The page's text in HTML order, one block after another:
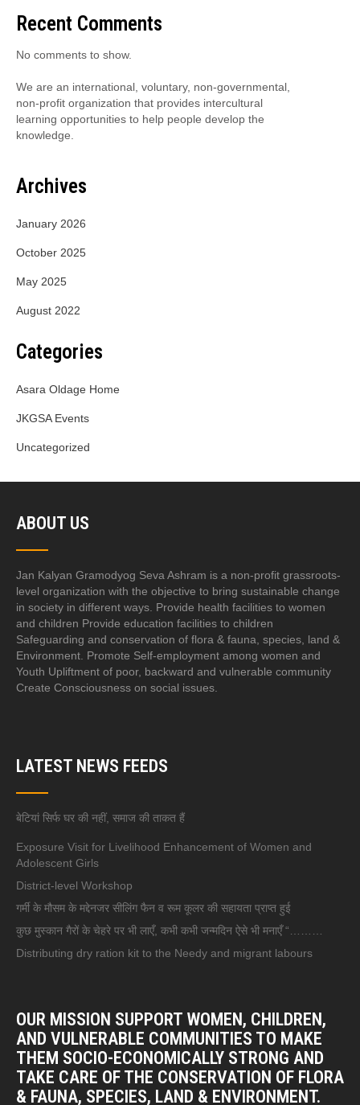
Recent Comments
No comments to show.
We are an international, voluntary, non-governmental,
non-profit organization that provides intercultural
learning opportunities to help people develop the
knowledge.
Archives
January 2026
October 2025
May 2025
August 2022
Categories
Asara Oldage Home
JKGSA Events
Uncategorized
ABOUT US
Jan Kalyan Gramodyog Seva Ashram is a non-profit grassroots-
level organization with the objective to bring sustainable change
in society in different ways. Provide health facilities to women
and children Provide education facilities to children
Safeguarding and conservation of flora & fauna, species, land &
Environment. Promote Self-employment among women and
Youth Upliftment of poor, backward and vulnerable community
Create Consciousness on social issues.
LATEST NEWS FEEDS
बेटियां सिर्फ घर की नहीं, समाज की ताकत हैं
Exposure Visit for Livelihood Enhancement of Women and
Adolescent Girls
District-level Workshop
गर्मी के मौसम के मद्देनजर सीलिंग फैन व रूम कूलर की सहायता प्राप्त हुई
कुछ मुस्कान गैरों के चेहरे पर भी लाएँ, कभी कभी जन्मदिन ऐसे भी मनाएँ “………
Distributing dry ration kit to the Needy and migrant labours
OUR MISSION SUPPORT WOMEN, CHILDREN,
AND VULNERABLE COMMUNITIES TO MAKE
THEM SOCIO-ECONOMICALLY STRONG AND
TAKE CARE OF THE CONSERVATION OF FLORA
& FAUNA, SPECIES, LAND & ENVIRONMENT.